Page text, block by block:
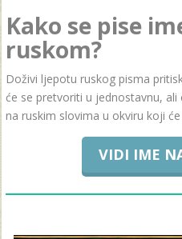
Kako se pise
ruskom?
Doživi ljepotu ruskog pisma
će se pretvoriti u jednostavnu, ali
na ruskim slovima u okviru koji
VIDI IME